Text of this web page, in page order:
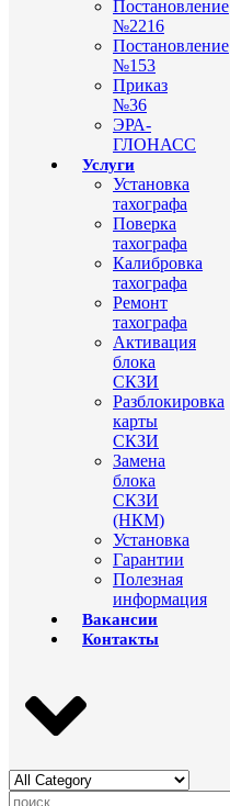
Постановление
№2216
Постановление
№153
Приказ
№36
ЭРА-
ГЛОНАСС
Услуги
Установка
тахографа
Поверка
тахографа
Калибровка
тахографа
Ремонт
тахографа
Активация
блока
СКЗИ
Разблокировка
карты
СКЗИ
Замена
блока
СКЗИ
(НКМ)
Установка
Гарантии
Полезная
информация
Вакансии
Контакты